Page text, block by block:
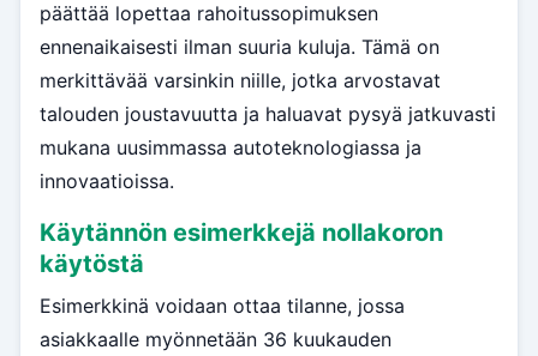
päättää lopettaa rahoitussopimuksen
ennenaikaisesti ilman suuria kuluja. Tämä on
merkittävää varsinkin niille, jotka arvostavat
talouden joustavuutta ja haluavat pysyä jatkuvasti
mukana uusimmassa autoteknologiassa ja
innovaatioissa.
Käytännön esimerkkejä nollakoron
käytöstä
Esimerkkinä voidaan ottaa tilanne, jossa
asiakkaalle myönnetään 36 kuukauden